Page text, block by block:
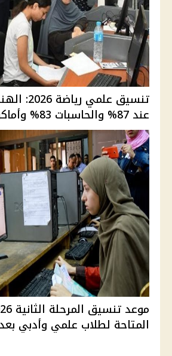
تنسيق
عند 87% والحاسبات 83% وأماكن بال...
المتاحة لطلاب علمي وأدبي